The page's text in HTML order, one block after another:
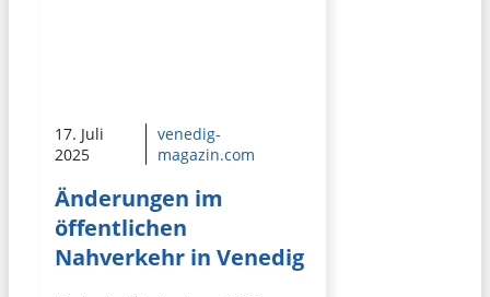
17. Juli
2025
venedig-
magazin.com
Änderungen im
öffentlichen
Nahverkehr in Venedig